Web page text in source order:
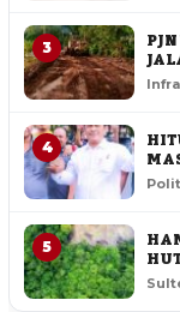
3
4
5